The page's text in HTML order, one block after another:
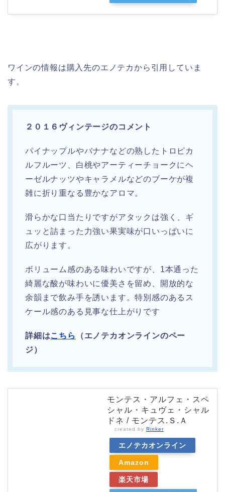
ワインの情報は購入先のエノテカから引用していま
す。
２０１６ヴィンテージのコメント
パイナップルやバナナなどの熟したトロピカ
ルフルーツ、白桃やアーティーチョークにヘ
ーゼルナッツやキャラメルなどのブーケが複
雑に折り重なる豊かなアロマ。
滑らかな口当たりですがアタックは強く、ギ
ュッと詰まった力強い果実味が口いっぱいに
広がります。
ボリューム感のある味わいですが、1本通った
綺麗な酸が味わいに優美さを留め、開放的な
余韻まで飲み手を誘います。特別感のあるス
ケール感のある見事な仕上がりです
詳細はこちら
（エノテカオンラインのペー
ジ）
モンテス・アルフェ・スペ
シャル・キュヴェ・シャル
ドネ / モンテス.Ｓ.Ａ
created by Rinker
エノテカオンライン
Amazon
楽天市場